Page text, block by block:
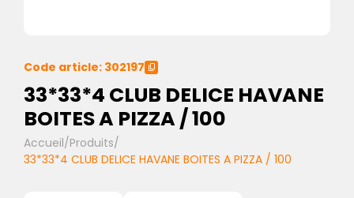
Code article: 302197
33*33*4 CLUB DELICE HAVANE
BOITES A PIZZA / 100
Accueil/Produits/
33*33*4 CLUB DELICE HAVANE BOITES A PIZZA / 100